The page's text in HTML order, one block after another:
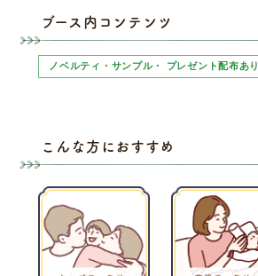
ブース内コンテンツ
ノベルティ・サンプル・ プレゼント配布あり
こんな方におすすめ